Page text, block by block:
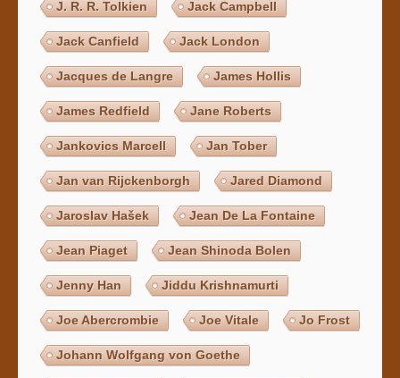
J. R. R. Tolkien Jack Campbell
Jack Canfield Jack London
Jacques de Langre James Hollis
James Redfield Jane Roberts
Jankovics Marcell Jan Tober
Jan van Rijckenborgh Jared Diamond
Jaroslav Hašek Jean De La Fontaine
Jean Piaget Jean Shinoda Bolen
Jenny Han Jiddu Krishnamurti
Joe Abercrombie Joe Vitale Jo Frost
Johann Wolfgang von Goethe